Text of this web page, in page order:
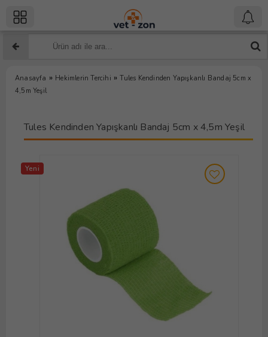
Anasayfa » Hekimlerin Tercihi » Tules Kendinden Yapışkanlı Bandaj 5cm x
4,5m Yeşil
Tules Kendinden Yapışkanlı Bandaj 5cm x 4,5m Yeşil
Yeni